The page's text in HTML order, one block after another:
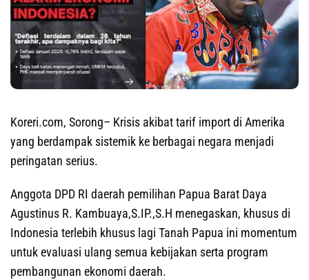
Koreri.com, Sorong– Krisis akibat tarif import di Amerika
yang berdampak sistemik ke berbagai negara menjadi
peringatan serius.
Anggota DPD RI daerah pemilihan Papua Barat Daya
Agustinus R. Kambuaya,S.IP.,S.H menegaskan, khusus di
Indonesia terlebih khusus lagi Tanah Papua ini momentum
untuk evaluasi ulang semua kebijakan serta program
pembangunan ekonomi daerah.